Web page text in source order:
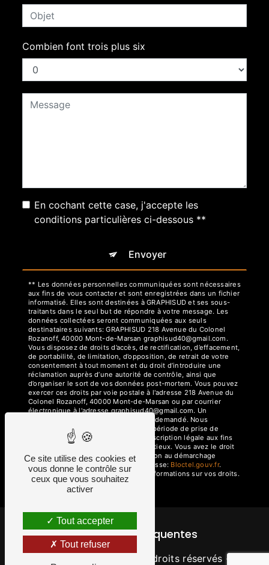
Combien font trois plus six
En cochant cette case, j'accepte les
conditions particulières ci-dessous **
Envoyer
** Les données personnelles communiquées sont nécessaires
aux fins de vous contacter et sont enregistrées dans un fichier
informatisé. Elles sont destinées à GRAPHISUD et ses sous-
traitants dans le seul but de répondre à votre message. Les
données collectées seront communiquées aux seuls
destinataires suivants: GRAPHISUD 218 Avenue du Colonel
Rozanoff, 40000 Mont-de-Marsan graphisud40@gmail.com.
Vous disposez de droits d’accès, de rectification, d’effacement,
de portabilité, de limitation, d’opposition, de retrait de votre
consentement à tout moment et du droit d’introduire une
réclamation auprès d’une autorité de contrôle, ainsi que
d’organiser le sort de vos données post-mortem. Vous pouvez
exercer ces droits par voie postale à l'adresse 218 Avenue du
Colonel Rozanoff, 40000 Mont-de-Marsan ou par courrier
électronique à l'adresse graphisud40@gmail.com. Un
justificatif d'identité pourra vous être demandé. Nous
conservons vos données pendant la période de prise de
contact puis pendant la durée de prescription légale aux fins
probatoires et de gestion des contentieux. Vous avez le droit
de vous inscrire sur la liste d'opposition au démarchage
téléphonique, disponible à cette adresse:
Bloctel.gouv.fr.
Consultez le site cnil.fr pour plus d’informations sur vos droits.
Recherches fréquentes
- 2026 - Tous droits réservés -
Ce site utilise des cookies et
vous donne le contrôle sur
ceux que vous souhaitez
activer
Tout accepter
Tout refuser